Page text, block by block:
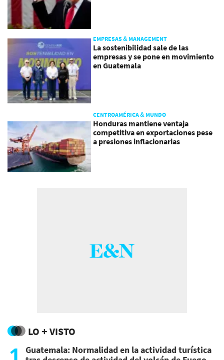
EMPRESAS & MANAGEMENT
La sostenibilidad sale de las
empresas y se pone en movimiento
en Guatemala
CENTROAMÉRICA & MUNDO
Honduras mantiene ventaja
competitiva en exportaciones pese
a presiones inflacionarias
LO + VISTO
Guatemala: Normalidad en la actividad turística